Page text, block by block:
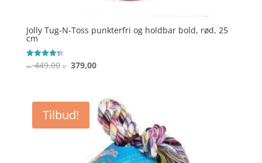
Jolly Tug-N-Toss punkterfri og holdbar bold, rød, 25
cm
Vurderet
4.3
kr.449,00 Den
var:
kr. 449,00.
kr.379,00Den
er:
kr. 379,00.
Tilbud!